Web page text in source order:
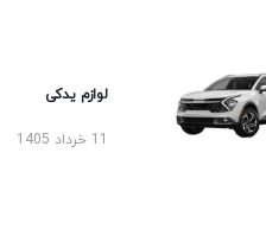
لوازم یدکی